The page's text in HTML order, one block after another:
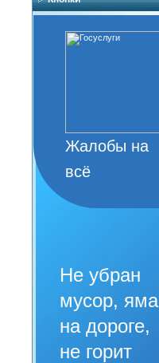
Жалобы на
всё
Не убран
мусор, яма
на дороге,
не горит